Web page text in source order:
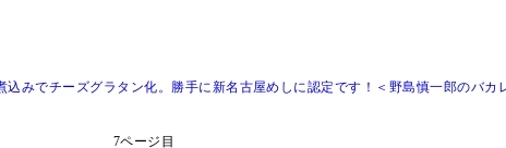
みでチーズグラタン化。勝手に新名古屋めしに認定です！＜野島慎一郎のバカ
7ページ目